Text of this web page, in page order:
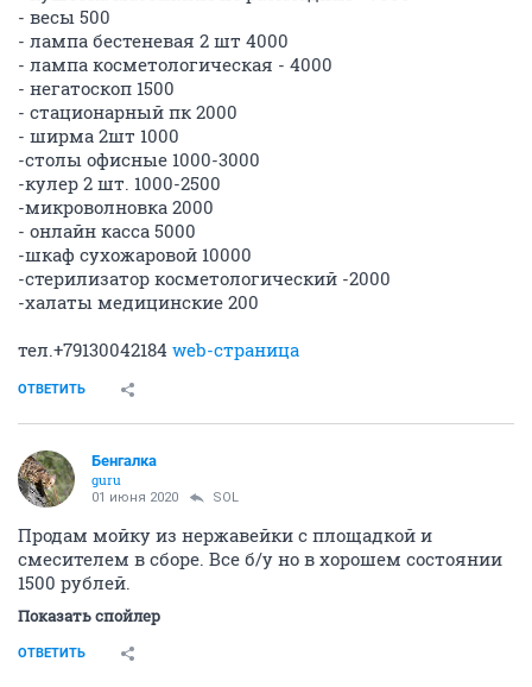
ОТВЕТИТЬ
Crusader
22 апреля 2020
Сдам бетономешалку в аренду, 120 литров 220В, 400р
сутки залог 10000. Забор/доставка арендатора.
ОТВЕТИТЬ
junior